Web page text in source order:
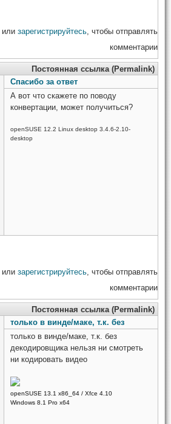
или зарегистрируйтесь , чтобы отправлять
комментарии
Постоянная ссылка (Permalink)
Спасибо за ответ
А вот что скажете по поводу
конвертации, может получиться?
openSUSE 12.2 Linux desktop 3.4.6-2.10-
desktop
или зарегистрируйтесь , чтобы отправлять
комментарии
Постоянная ссылка (Permalink)
только в винде/маке, т.к. без
только в винде/маке, т.к. без
декодировщика нельзя ни смотреть
ни кодировать видео
openSUSE 13.1 x86_64 / Xfce 4.10
Windows 8.1 Pro x64